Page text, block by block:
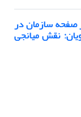
صفحه سازمان در
نقش میانجی